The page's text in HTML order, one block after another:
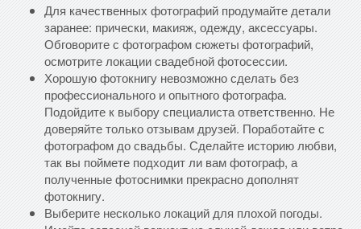
Для качественных фотографий продумайте детали
заранее: прически, макияж, одежду, аксессуары.
Обговорите с фотографом сюжеты фотографий,
осмотрите локации свадебной фотосессии.
Хорошую фотокнигу невозможно сделать без
профессионального и опытного фотографа.
Подойдите к выбору специалиста ответственно. Не
доверяйте только отзывам друзей. Поработайте с
фотографом до свадьбы. Сделайте историю любви,
так вы поймете подходит ли вам фотограф, а
полученные фотоснимки прекрасно дополнят
фотокнигу.
Выберите несколько локаций для плохой погоды.